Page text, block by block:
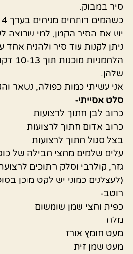
סיר במבוק.
יש את הסיר הקטן, למי שרוצה
ניתן לקנות עוד סיר ולהניח אחד
שלהן.
אני עשיתי כמות כפולה, נשאר
סלט אסייתי-
כרוב לבן חתוך לרצועות
כרוב אדום חתוך לרצועות
בצל סגול חתוך לרצועות
עלים שלמים מחצי חבילה של
גזר, קולרבי וסלק חתוכים
(לעצלנים כמוני יש לקט מוכן
רוטב-
כפית וחצי שמן שומשום
מלח
מעט חומץ אורז
מעט שמן זית